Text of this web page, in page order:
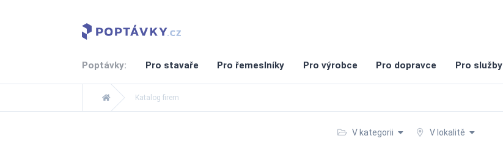
Poptávky: Pro stavaře Pro řemeslníky Pro výrobce Pro dopravce Pro služby
Katalog firem
V kategorii V lokalitě